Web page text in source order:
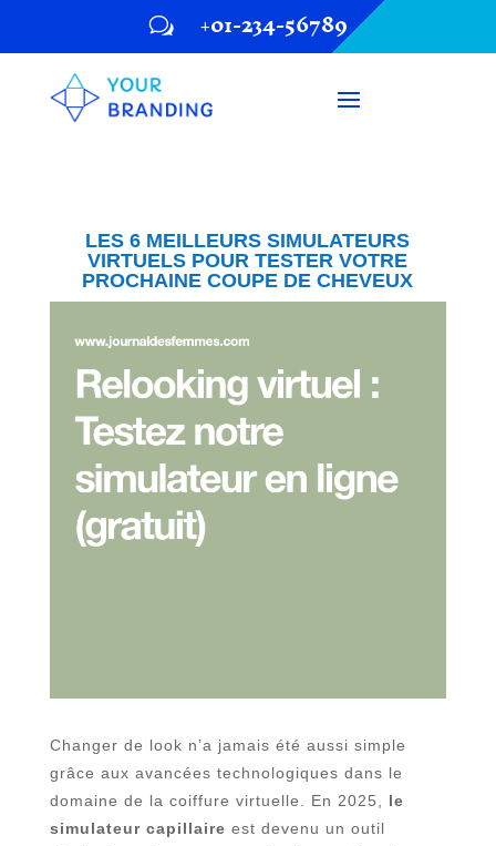
w +01-234-56789
LES 6 MEILLEURS SIMULATEURS
VIRTUELS POUR TESTER VOTRE
PROCHAINE COUPE DE CHEVEUX
Changer de look n’a jamais été aussi simple
grâce aux avancées technologiques dans le
domaine de la coiffure virtuelle. En 2025, le
simulateur capillaire est devenu un outil